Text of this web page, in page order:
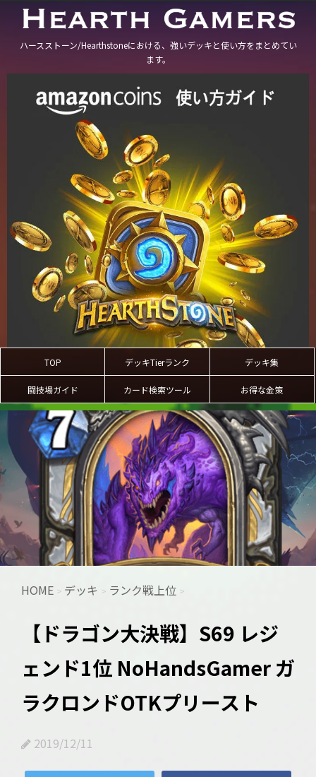
ハースストーン/Hearthstoneにおける、強いデッキと使い方をまとめてい
ます。
TOP デッキTierランク デッキ集
闘技場ガイド カード検索ツール お得な金策
HOME > デッキ > ランク戦上位 >
【ドラゴン大決戦】S69 レジ
ェンド1位 NoHandsGamer ガ
ラクロンドOTKプリースト
2019/12/11